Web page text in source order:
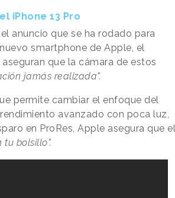
iPhone 13 Pro
anuncio que se ha rodado para
smartphone de Apple, el
que la cámara de estos
jamás realizada".
permite cambiar el enfoque del
avanzado con poca luz,
en ProRes, Apple asegura que el
tu bolsillo".